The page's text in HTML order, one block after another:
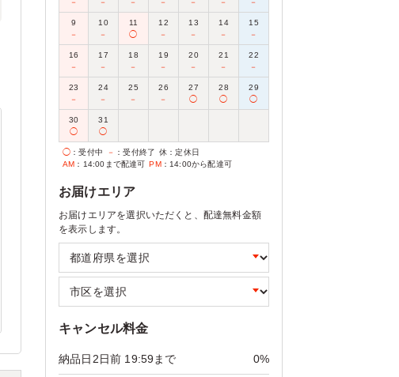
－
－
－
－
－
－
－
9
－
10
－
11
◯
12
－
13
－
14
－
15
－
16
－
17
－
18
－
19
－
20
－
21
－
22
－
23
－
24
－
25
－
26
－
27
◯
28
◯
29
◯
30
◯
31
◯
◯ ：受付中 － ：受付終了 休 ：定休日
AM ：14:00まで配達可 PM：14:00から配達可
お届けエリア
お届けエリアを選択いただくと、配達無料金額
を表示します。
キャンセル料金
納品日2日前 19:59まで 0%